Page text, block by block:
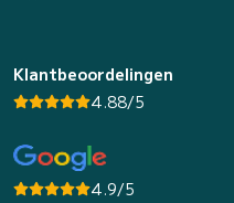
Klantbeoordelingen
4.88/5
4.9/5